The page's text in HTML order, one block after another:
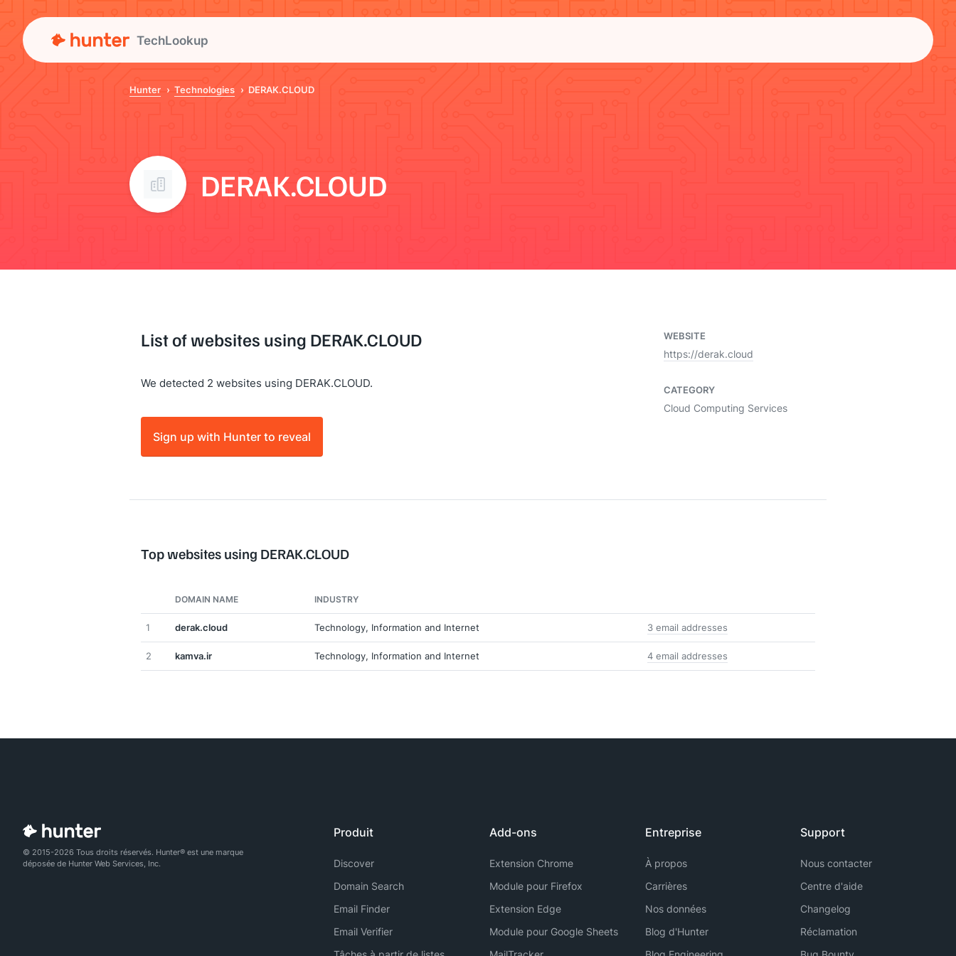
TechLookup
Hunter Technologies DERAK.CLOUD
DERAK.CLOUD
List of websites using DERAK.CLOUD
We detected 2 websites using DERAK.CLOUD.
Sign up with Hunter to reveal
WEBSITE
https://derak.cloud
CATEGORY
Cloud Computing Services
Top websites using DERAK.CLOUD
DOMAIN NAME INDUSTRY
1 derak.cloud Technology, Information and Internet 3 email addresses
2 kamva.ir Technology, Information and Internet 4 email addresses
© 2015-2026 Tous droits réservés. Hunter® est une marque
déposée de Hunter Web Services, Inc.
Produit
Discover
Domain Search
Email Finder
Email Verifier
Add-ons
Extension Chrome
Module pour Firefox
Extension Edge
Module pour Google Sheets
Entreprise
À propos
Carrières
Nos données
Blog d'Hunter
Support
Nous contacter
Centre d'aide
Changelog
Réclamation